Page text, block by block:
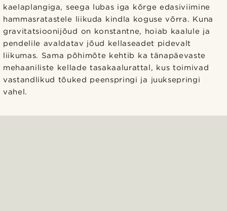
kaelaplangiga, seega lubas iga kõrge edasiviimine
hammasratastele liikuda kindla koguse võrra. Kuna
gravitatsioonijõud on konstantne, hoiab kaalule ja
pendelile avaldatav jõud kellaseadet pidevalt
liikumas. Sama põhimõte kehtib ka tänapäevaste
mehaaniliste kellade tasakaalurattal, kus toimivad
vastandlikud tõuked peenspringi ja juuksepringi
vahel.